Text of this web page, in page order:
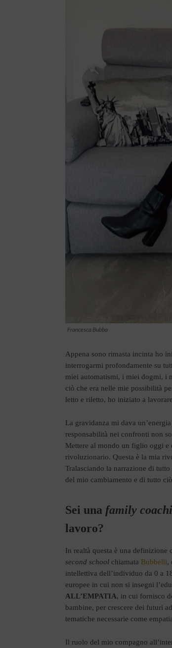
Francesca Bubba
Appena sono rimasta incinta ho
interrogarmi profondamente su
miei automatismi, i miei dogmi, i
ciò che era nelle mie possibilità
letto e riletto, ho iniziato a
La gravidanza mi dava
responsabilità nei confronti non
Mettere al mondo un figlio oggi e
rivoluzionario. Questa è la mia
Tralasciando la narrazione di
del mio cambiamento e di tutto
Sei una family
lavoro?
In realtà questa è una definizione
second school chiamata Bubbelli,
intellettiva dell’individuo da 0 a
europee in cui non si insegni
ALL’EMPATIA, in cui fornisco
bambine, per crescere dei futuri
tematiche necessarie come
Il ruolo del mio compagno